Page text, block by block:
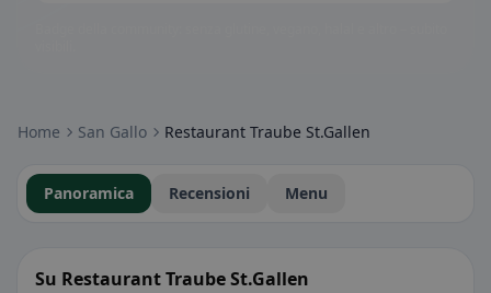
Home San Gallo Restaurant Traube St.Gallen
Panoramica Recensioni Menu
Su Restaurant Traube St.Gallen